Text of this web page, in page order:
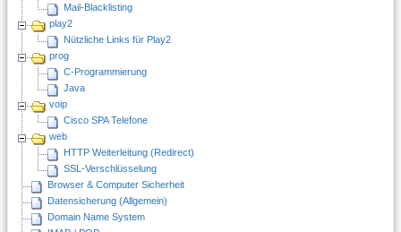
Mail-Blacklisting
play2
Nützliche Links für Play2
prog
C-Programmierung
Java
voip
Cisco SPA Telefone
web
HTTP Weiterleitung (Redirect)
SSL-Verschlüsselung
Browser & Computer Sicherheit
Datensicherung (Allgemein)
Domain Name System